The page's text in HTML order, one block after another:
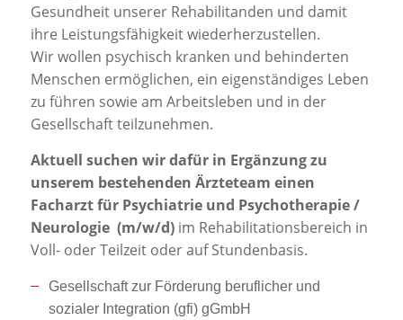
Presse
News Archiv
Gesundheit unserer Rehabilitanden und damit
ihre Leistungsfähigkeit wiederherzustellen.
Wir wollen psychisch kranken und behinderten
Menschen ermöglichen, ein eigenständiges Leben
zu führen sowie am Arbeitsleben und in der
Gesellschaft teilzunehmen.
Aktuell suchen wir dafür in Ergänzung zu
unserem bestehenden Ärzteteam einen
Facharzt für Psychiatrie und Psychotherapie /
Neurologie (m/w/d)im Rehabilitationsbereich in
Voll- oder Teilzeit oder auf Stundenbasis.
Gesellschaft zur Förderung beruflicher und
sozialer Integration (gfi) gGmbH